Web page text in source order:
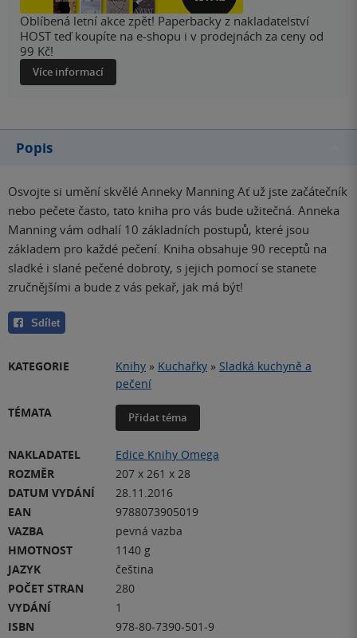
Oblíbená letní akce zpět! Paperbacky z nakladatelství
HOST teď koupíte na e-shopu i v prodejnách za ceny od
99 Kč!
Více informací
Popis
Osvojte si umění skvělé Anneky Manning Ať už jste začátečník
nebo pečete často, tato kniha pro vás bude užitečná. Anneka
Manning vám odhalí 10 základních postupů, které jsou
základem pro každé pečení. Kniha obsahuje 90 receptů na
sladké i slané pečené dobroty, s jejich pomocí se stanete
zručnějšími a bude z vás pekař, jak má být!
Sdílet
KATEGORIE Knihy » Kuchařky » Sladká kuchyně a
pečení
TÉMATA
Přidat téma
NAKLADATEL
Edice Knihy Omega
ROZMĚR
207 x 261 x 28
DATUM VYDÁNÍ
28.11.2016
EAN
9788073905019
VAZBA
pevná vazba
HMOTNOST
1140 g
JAZYK
čeština
POČET STRAN
280
VYDÁNÍ
1
ISBN
978-80-7390-501-9